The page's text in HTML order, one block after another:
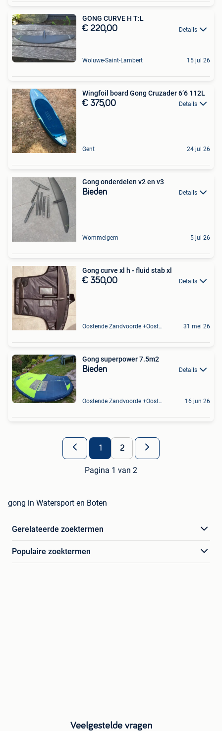
GONG CURVE H T:L
€ 220,00 Details
Woluwe-Saint-Lambert 15 jul 26
Wingfoil board Gong Cruzader 6’6 112L
€ 375,00 Details
Gent 24 jul 26
Gong onderdelen v2 en v3
Bieden Details
Wommelgem 5 jul 26
Gong curve xl h - fluid stab xl
€ 350,00 Details
Oostende Zandvoorde +Oostende 31 mei 26
Gong superpower 7.5m2
Bieden Details
Oostende Zandvoorde +Oostende 16 jun 26
1 2
Pagina 1 van 2
gong in Watersport en Boten
Gerelateerde zoektermen
Populaire zoektermen
Veelgestelde vragen